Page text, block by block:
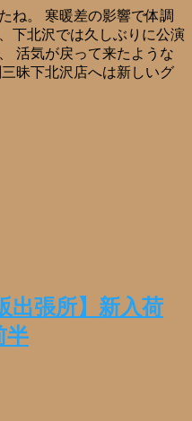
ね。 寒暖差の影響で体調
下北沢では久しぶりに公演
活気が戻って来たような
昧下北沢店へは新しいグ
出張所】新入荷
半